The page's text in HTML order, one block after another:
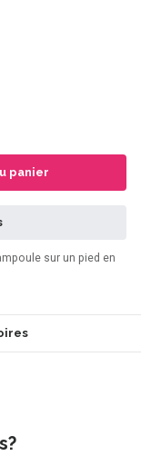
panier
sur un pied en